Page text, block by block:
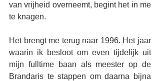
van vrijheid overneemt, begint het in me
te knagen.
Het brengt me terug naar 1996. Het jaar
waarin ik besloot om even tijdelijk uit
mijn fulltime baan als meester op de
Brandaris te stappen om daarna bijna